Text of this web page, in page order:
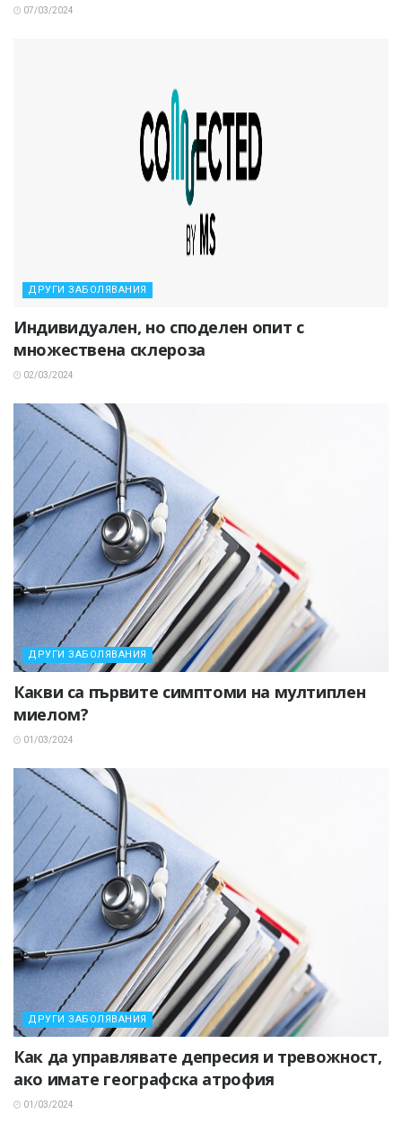
07/03/2024
ДРУГИ ЗАБОЛЯВАНИЯ
Индивидуален, но споделен опит с
множествена склероза
02/03/2024
ДРУГИ ЗАБОЛЯВАНИЯ
Какви са първите симптоми на мултиплен
миелом?
01/03/2024
ДРУГИ ЗАБОЛЯВАНИЯ
Как да управлявате депресия и тревожност,
ако имате географска атрофия
01/03/2024